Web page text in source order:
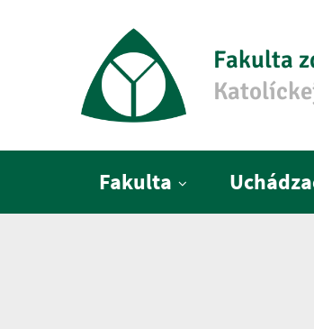
Fakulta
Fakulta